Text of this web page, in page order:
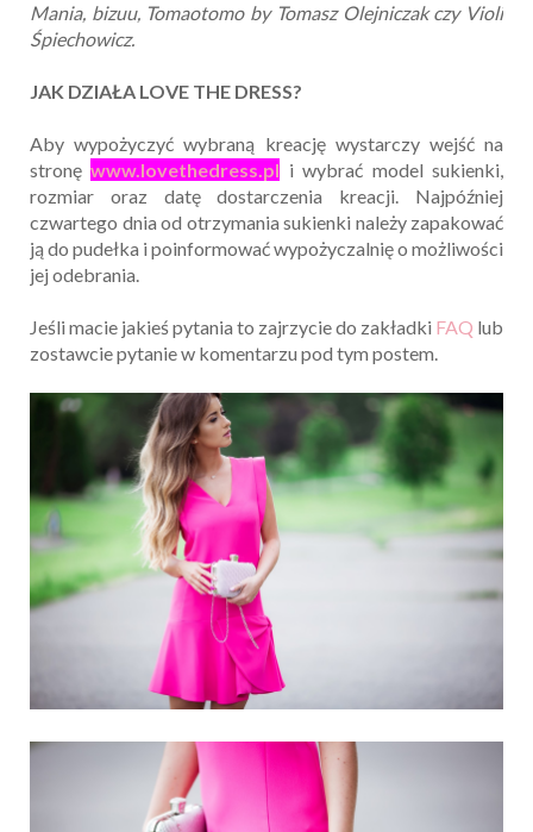
Mania, bizuu, Tomaotomo by Tomasz Olejniczak czy Violi
Śpiechowicz.
JAK DZIAŁA LOVE THE DRESS?
Aby wypożyczyć wybraną kreację wystarczy wejść na
stronęwww.lovethedress.pl i wybrać model sukienki,
rozmiar oraz datę dostarczenia kreacji. Najpóźniej
czwartego dnia od otrzymania sukienki należy zapakować
ją do pudełka i poinformować wypożyczalnię o możliwości
jej odebrania.
Jeśli macie jakieś pytania to zajrzycie do zakładki FAQ lub
zostawcie pytanie w komentarzu pod tym postem.